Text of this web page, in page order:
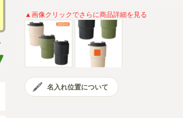
▲画像クリックでさらに商品詳細を見る
名入れ位置について